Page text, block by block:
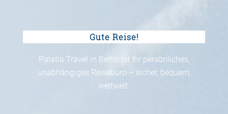
Gute Reise!
Palatia Travel in Berlin ist Ihr persönliches,
unabhängiges Reisebüro – sicher, bequem,
weltweit.